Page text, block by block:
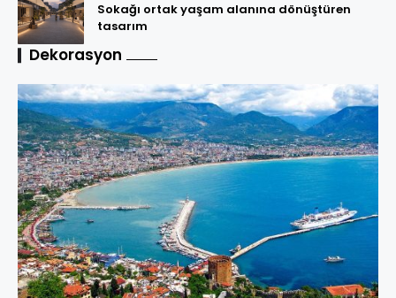
Sokağı ortak yaşam alanına dönüştüren
tasarım
Dekorasyon